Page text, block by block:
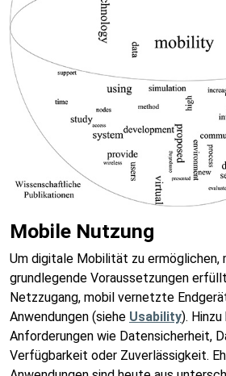
Mobile Nutzung
Um digitale Mobilität zu ermöglichen,
grundlegende Voraussetzungen
Netzzugang, mobil vernetzte
Anwendungen (siehe Usability).
Anforderungen wie Datensicherheit,
Verfügbarkeit oder Zuverlässigkeit.